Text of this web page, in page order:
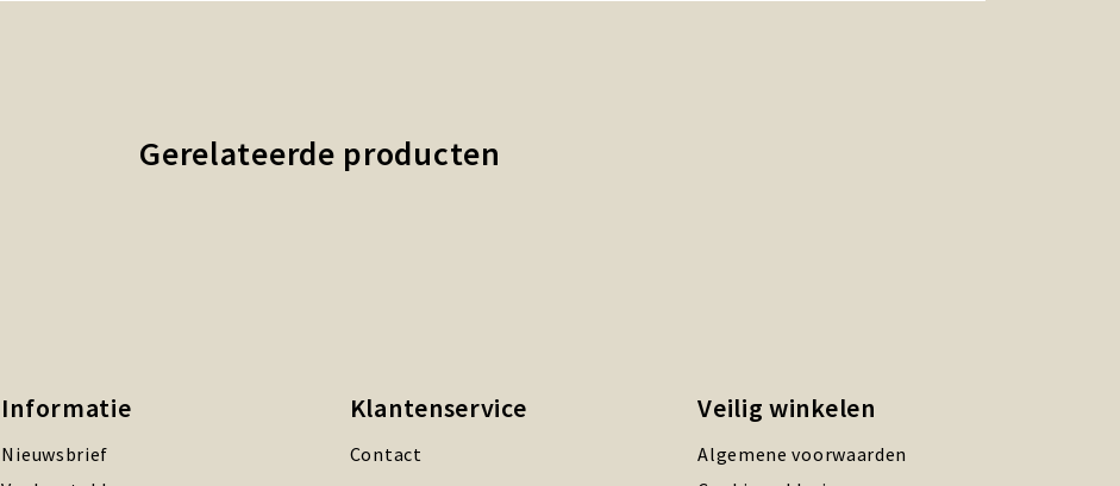
Gerelateerde producten
Informatie
Nieuwsbrief
Klantenservice
Contact
Veilig winkelen
Algemene voorwaarden